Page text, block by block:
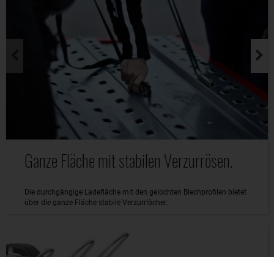
Ganze Fläche mit stabilen Verzurrösen.
Die durchgängige Ladefläche mit den gelochten Blechprofilen bietet
über die ganze Fläche stabile Verzurrlöcher.